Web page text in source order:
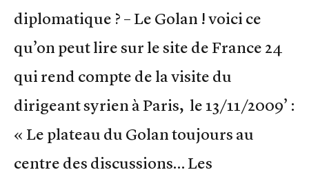
diplomatique ? – Le Golan ! voici ce
qu’on peut lire sur le site de France 24
qui rend compte de la visite du
dirigeant syrien à Paris, le 13/11/2009’ :
« Le plateau du Golan toujours au
centre des discussions… Les